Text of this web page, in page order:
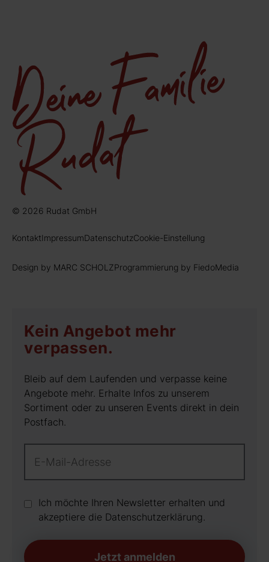
© 2026 Rudat GmbH
KontaktImpressumDatenschutzCookie-Einstellung
Design by MARC SCHOLZProgrammierung by FiedoMedia
Kein Angebot mehr
verpassen.
Bleib auf dem Laufenden und verpasse keine
Angebote mehr. Erhalte Infos zu unserem
Sortiment oder zu unseren Events direkt in dein
Postfach.
Ich möchte Ihren Newsletter erhalten und
akzeptiere die Datenschutz­erklärung.
Jetzt anmelden